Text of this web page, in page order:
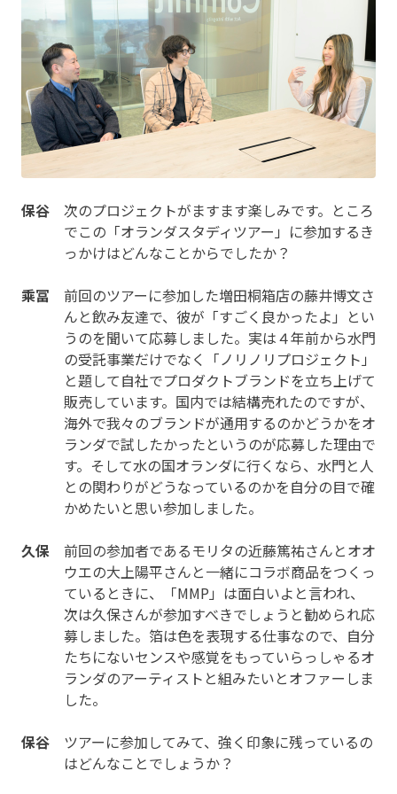
保谷 次のプロジェクトがますます楽しみです。ところ
でこの「オランダスタディツアー」に参加するき
っかけはどんなことからでしたか？
乘冨 前回のツアーに参加した増田桐箱店の藤井博文さ
んと飲み友達で、彼が「すごく良かったよ」とい
うのを聞いて応募しました。実は４年前から水門
の受託事業だけでなく「ノリノリプロジェクト」
と題して自社でプロダクトブランドを立ち上げて
販売しています。国内では結構売れたのですが、
海外で我々のブランドが通用するのかどうかをオ
ランダで試したかったというのが応募した理由で
す。そして水の国オランダに行くなら、水門と人
との関わりがどうなっているのかを自分の目で確
かめたいと思い参加しました。
久保 前回の参加者であるモリタの近藤篤祐さんとオオ
ウエの大上陽平さんと一緒にコラボ商品をつくっ
ているときに、「MMP」は面白いよと言われ、
次は久保さんが参加すべきでしょうと勧められ応
募しました。箔は色を表現する仕事なので、自分
たちにないセンスや感覚をもっていらっしゃるオ
ランダのアーティストと組みたいとオファーしま
した。
保谷 ツアーに参加してみて、強く印象に残っているの
はどんなことでしょうか？